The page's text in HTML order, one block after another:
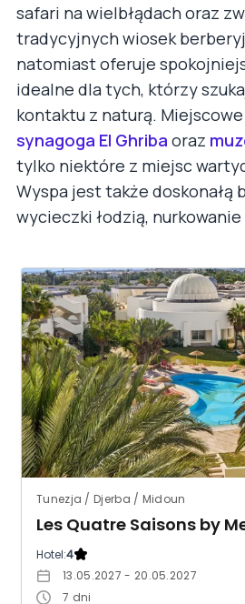
safari na wielbłądach oraz
tradycyjnych wiosek
natomiast oferuje
idealne dla tych, którzy
kontaktu z naturą.
synagoga El Ghriba oraz
tylko niektóre z miejsc
Wyspa jest także doskonałą
wycieczki łodzią,
Tunezja / Djerba / Midoun
Hotel:4
13.05.2027 - 20.05.2027
7 dni